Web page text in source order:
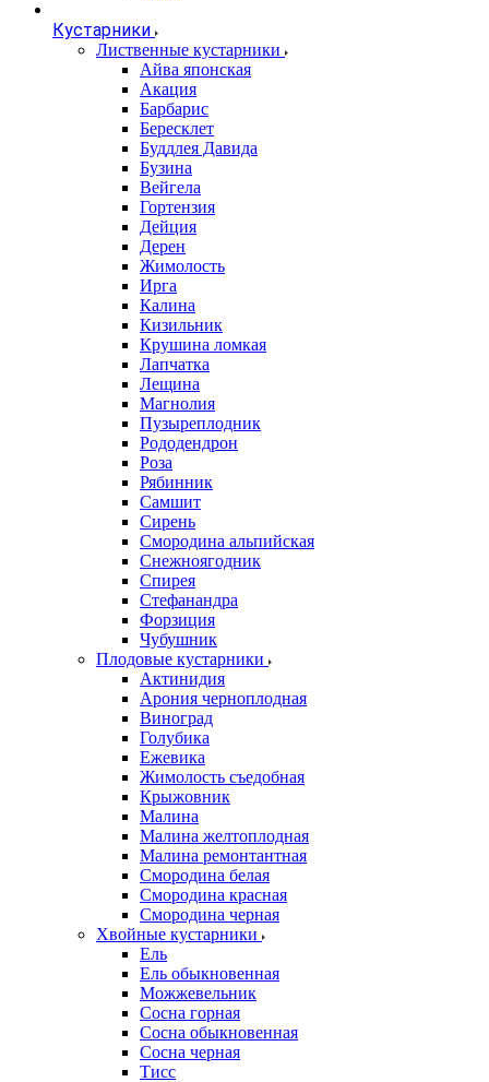
Кустарники
Лиственные кустарники
Айва японская
Акация
Барбарис
Бересклет
Буддлея Давида
Бузина
Вейгела
Гортензия
Дейция
Дерен
Жимолость
Ирга
Калина
Кизильник
Крушина ломкая
Лапчатка
Лещина
Магнолия
Пузыреплодник
Рододендрон
Роза
Рябинник
Самшит
Сирень
Смородина альпийская
Снежноягодник
Спирея
Стефанандра
Форзиция
Чубушник
Плодовые кустарники
Актинидия
Арония черноплодная
Виноград
Голубика
Ежевика
Жимолость съедобная
Крыжовник
Малина
Малина желтоплодная
Малина ремонтантная
Смородина белая
Смородина красная
Смородина черная
Хвойные кустарники
Ель
Ель обыкновенная
Можжевельник
Сосна горная
Сосна обыкновенная
Сосна черная
Тисс